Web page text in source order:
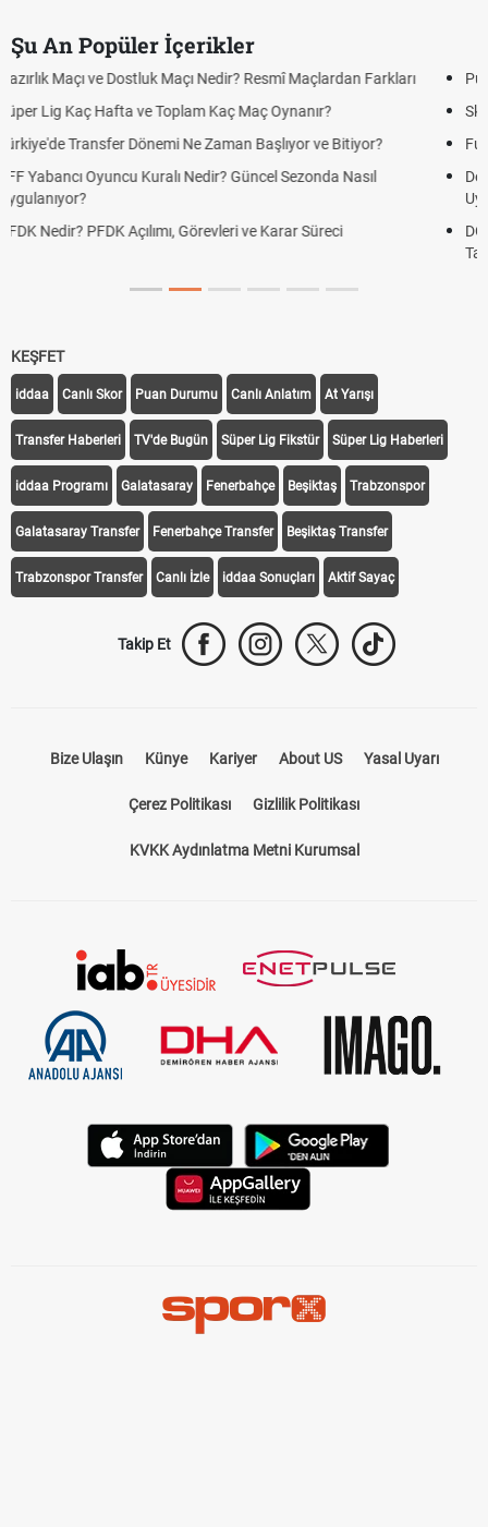
Şu An Popüler İçerikler
Farkları
ve Bitiyor?
Nasıl
Süreci
Puan Durumunda AG, OM ve Diğer
Skor Ne Demek? Sporda Skor ve Sonuç
Futbol Nasıl Oynanır? Temel Futbol Kuralları
Deplasman Golü Kuralı Nedir? Hangi
DGS Sonuçları Ne Zaman Açıklanacak 2026?
KEŞFET
iddaa Canlı Skor Puan Durumu Canlı Anlatım At Yarışı
Transfer Haberleri TV'de Bugün Süper Lig Fikstür Süper Lig Haberleri
iddaa Programı Galatasaray Fenerbahçe Beşiktaş Trabzonspor
Galatasaray Transfer Fenerbahçe Transfer Beşiktaş Transfer
Trabzonspor Transfer Canlı İzle iddaa Sonuçları Aktif Sayaç
Takip Et
Bize Ulaşın Künye Kariyer About US Yasal Uyarı
Çerez Politikası Gizlilik Politikası
KVKK Aydınlatma Metni Kurumsal